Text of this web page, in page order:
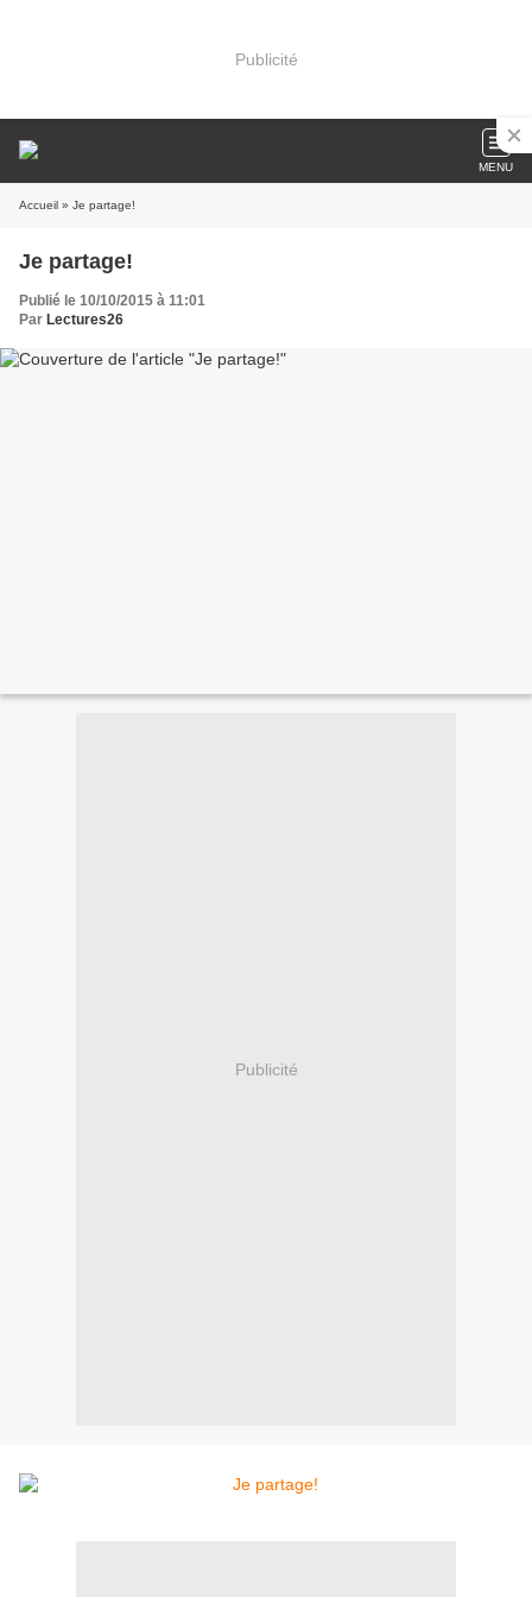
Publicité
MENU
Accueil » Je partage!
Je partage!
Publié le 10/10/2015 à 11:01
Par Lectures26
Publicité